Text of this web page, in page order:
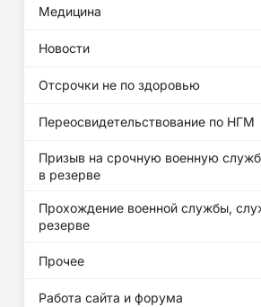
Медицина
Новости
Отсрочки не по здоровью
Переосвидетельствование по НГМ
Призыв на срочную военную
в резерве
Прохождение военной службы,
резерве
Прочее
Работа сайта и форума